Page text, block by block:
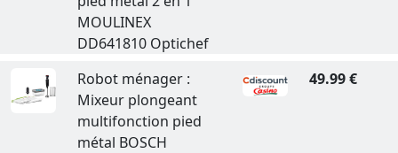
MOULINEX
DD641810 Optichef
Robot ménager :
Mixeur plongeant
multifonction pied
métal BOSCH
49.99 €